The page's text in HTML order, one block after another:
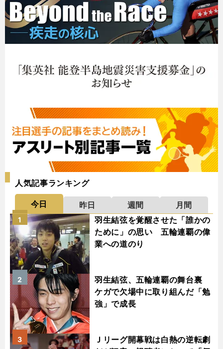
人気記事ランキング
今日 昨日 週間
月間
羽生結弦を覚醒させた「誰かの
ために」の思い 五輪連覇の偉
業への道のり
1
羽生結弦、五輪連覇の舞台裏
ケガで欠場中に取り組んだ「勉
強」で成長
2
Ｊリーグ開幕戦は白熱の逆転劇
3